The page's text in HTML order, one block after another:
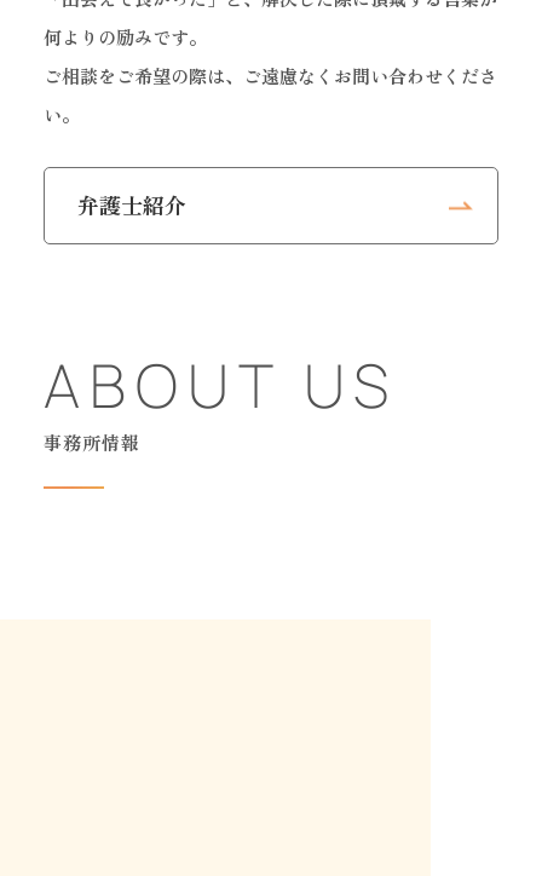
何よりの励みです。
ご相談をご希望の際は、ご遠慮なくお問い合わせくださ
い。
弁護士紹介
ABOUT US
事務所情報